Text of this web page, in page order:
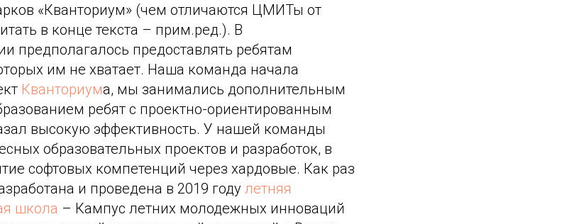
«Кванториум» (чем отличаются ЦМИТы от
в конце текста – прим.ред.). В
предполагалось предоставлять ребятам
им не хватает. Наша команда начала
Кванториума, мы занимались дополнительным
ребят с проектно-ориентированным
высокую эффективность. У нашей команды
образовательных проектов и разработок, в
софтовых компетенций через хардовые. Как раз
и проведена в 2019 году летняя
школа – Кампус летних молодежных инноваций